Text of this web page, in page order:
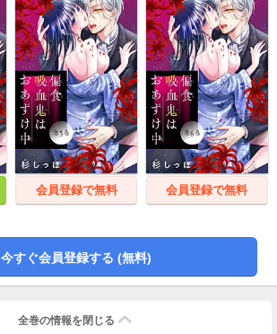
会員登録で無料 会員登録で無料
今すぐ会員登録する (無料)
全巻の情報を 閉じる